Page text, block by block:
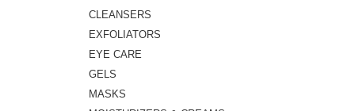
CLEANSERS
EXFOLIATORS
EYE CARE
GELS
MASKS